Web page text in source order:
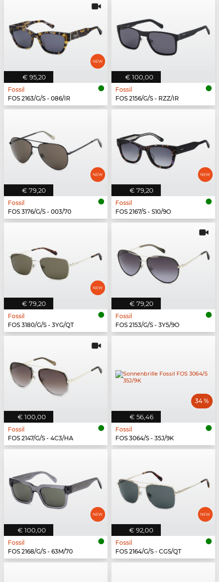
€ 95,20
Fossil
FOS 2163/G/S - 086/IR
€ 100,00
Fossil
FOS 2156/G/S - RZZ/IR
€ 79,20
Fossil
FOS 3176/G/S - 003/70
€ 79,20
Fossil
FOS 2167/S - S10/9O
€ 79,20
Fossil
FOS 3180/G/S - 3YG/QT
€ 79,20
Fossil
FOS 2153/G/S - 3Y5/9O
€ 100,00
Fossil
FOS 2147/G/S - 4C3/HA
€ 56,46
34 %
Fossil
FOS 3064/S - 35J/9K
€ 100,00
Fossil
FOS 2168/G/S - 63M/70
€ 92,00
Fossil
FOS 2164/G/S - CGS/QT